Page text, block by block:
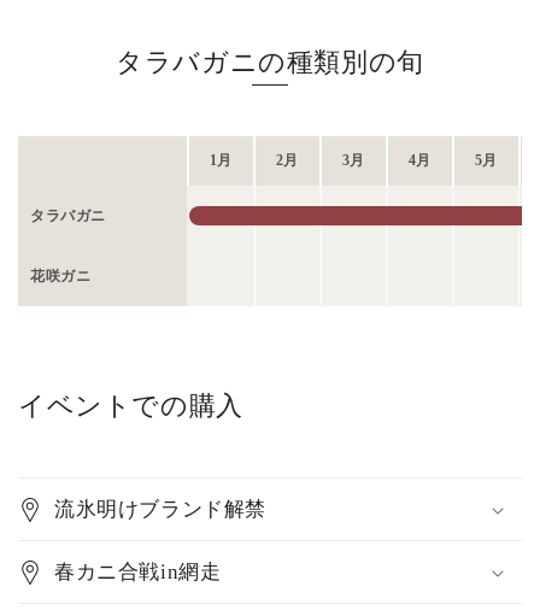
タラバガニの種類別の旬
1月 2月 3月 4月 5月
タラバガニ
花咲ガニ
イベントでの購入
流氷明けブランド解禁
春カニ合戦in網走